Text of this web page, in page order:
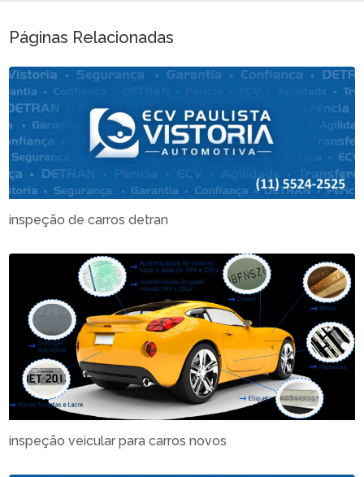
Páginas Relacionadas
inspeção de carros detran
inspeção veicular para carros novos